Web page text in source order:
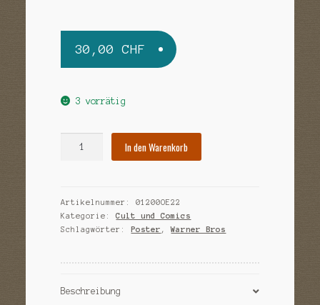
Widerrufsbelehrung
30,00CHF
3 vorrätig
In den Warenkorb
Artikelnummer:01200OE22
Kategorie:Cult und Comics
Schlagwörter:Poster ,Warner Bros
Beschreibung